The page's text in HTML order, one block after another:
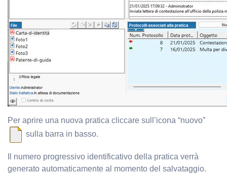
Per aprire una nuova pratica cliccare sull’icona “nuovo”
sulla barra in basso.
Il numero progressivo identificativo della pratica verrà
generato automaticamente al momento del salvataggio.